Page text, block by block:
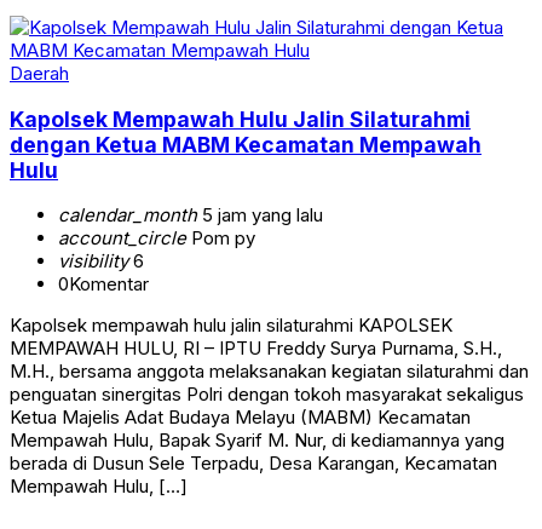
Daerah
Kapolsek Mempawah Hulu Jalin Silaturahmi
dengan Ketua MABM Kecamatan Mempawah
Hulu
calendar_month5 jam yang lalu
account_circlePom py
visibility6
0Komentar
Kapolsek mempawah hulu jalin silaturahmi KAPOLSEK
MEMPAWAH HULU, RI – IPTU Freddy Surya Purnama, S.H.,
M.H., bersama anggota melaksanakan kegiatan silaturahmi dan
penguatan sinergitas Polri dengan tokoh masyarakat sekaligus
Ketua Majelis Adat Budaya Melayu (MABM) Kecamatan
Mempawah Hulu, Bapak Syarif M. Nur, di kediamannya yang
berada di Dusun Sele Terpadu, Desa Karangan, Kecamatan
Mempawah Hulu, […]